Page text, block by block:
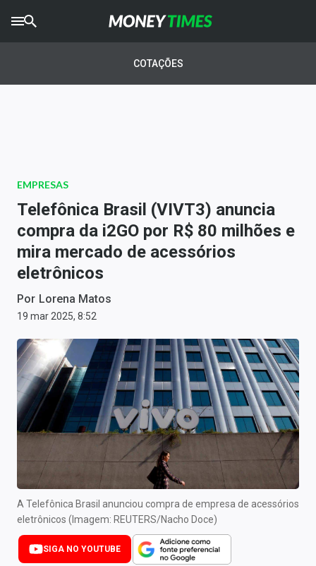
AGROTIMES
Newsletters
Money Trader
Anuncie
Últimas Notícias
Cotações
Comprar ou vender?
Carteiras Recomendadas
Central de Fundos Imobiliários
Central dos IPOs
Renda Fixa
COTAÇÕES
EMPRESAS
Telefônica Brasil (VIVT3) anuncia
compra da i2GO por R$ 80 milhões e
mira mercado de acessórios
eletrônicos
Por Lorena Matos
19 mar 2025, 8:52
A Telefônica Brasil anunciou compra de empresa de acessórios
eletrônicos (Imagem: REUTERS/Nacho Doce)
SIGA NO YOUTUBE